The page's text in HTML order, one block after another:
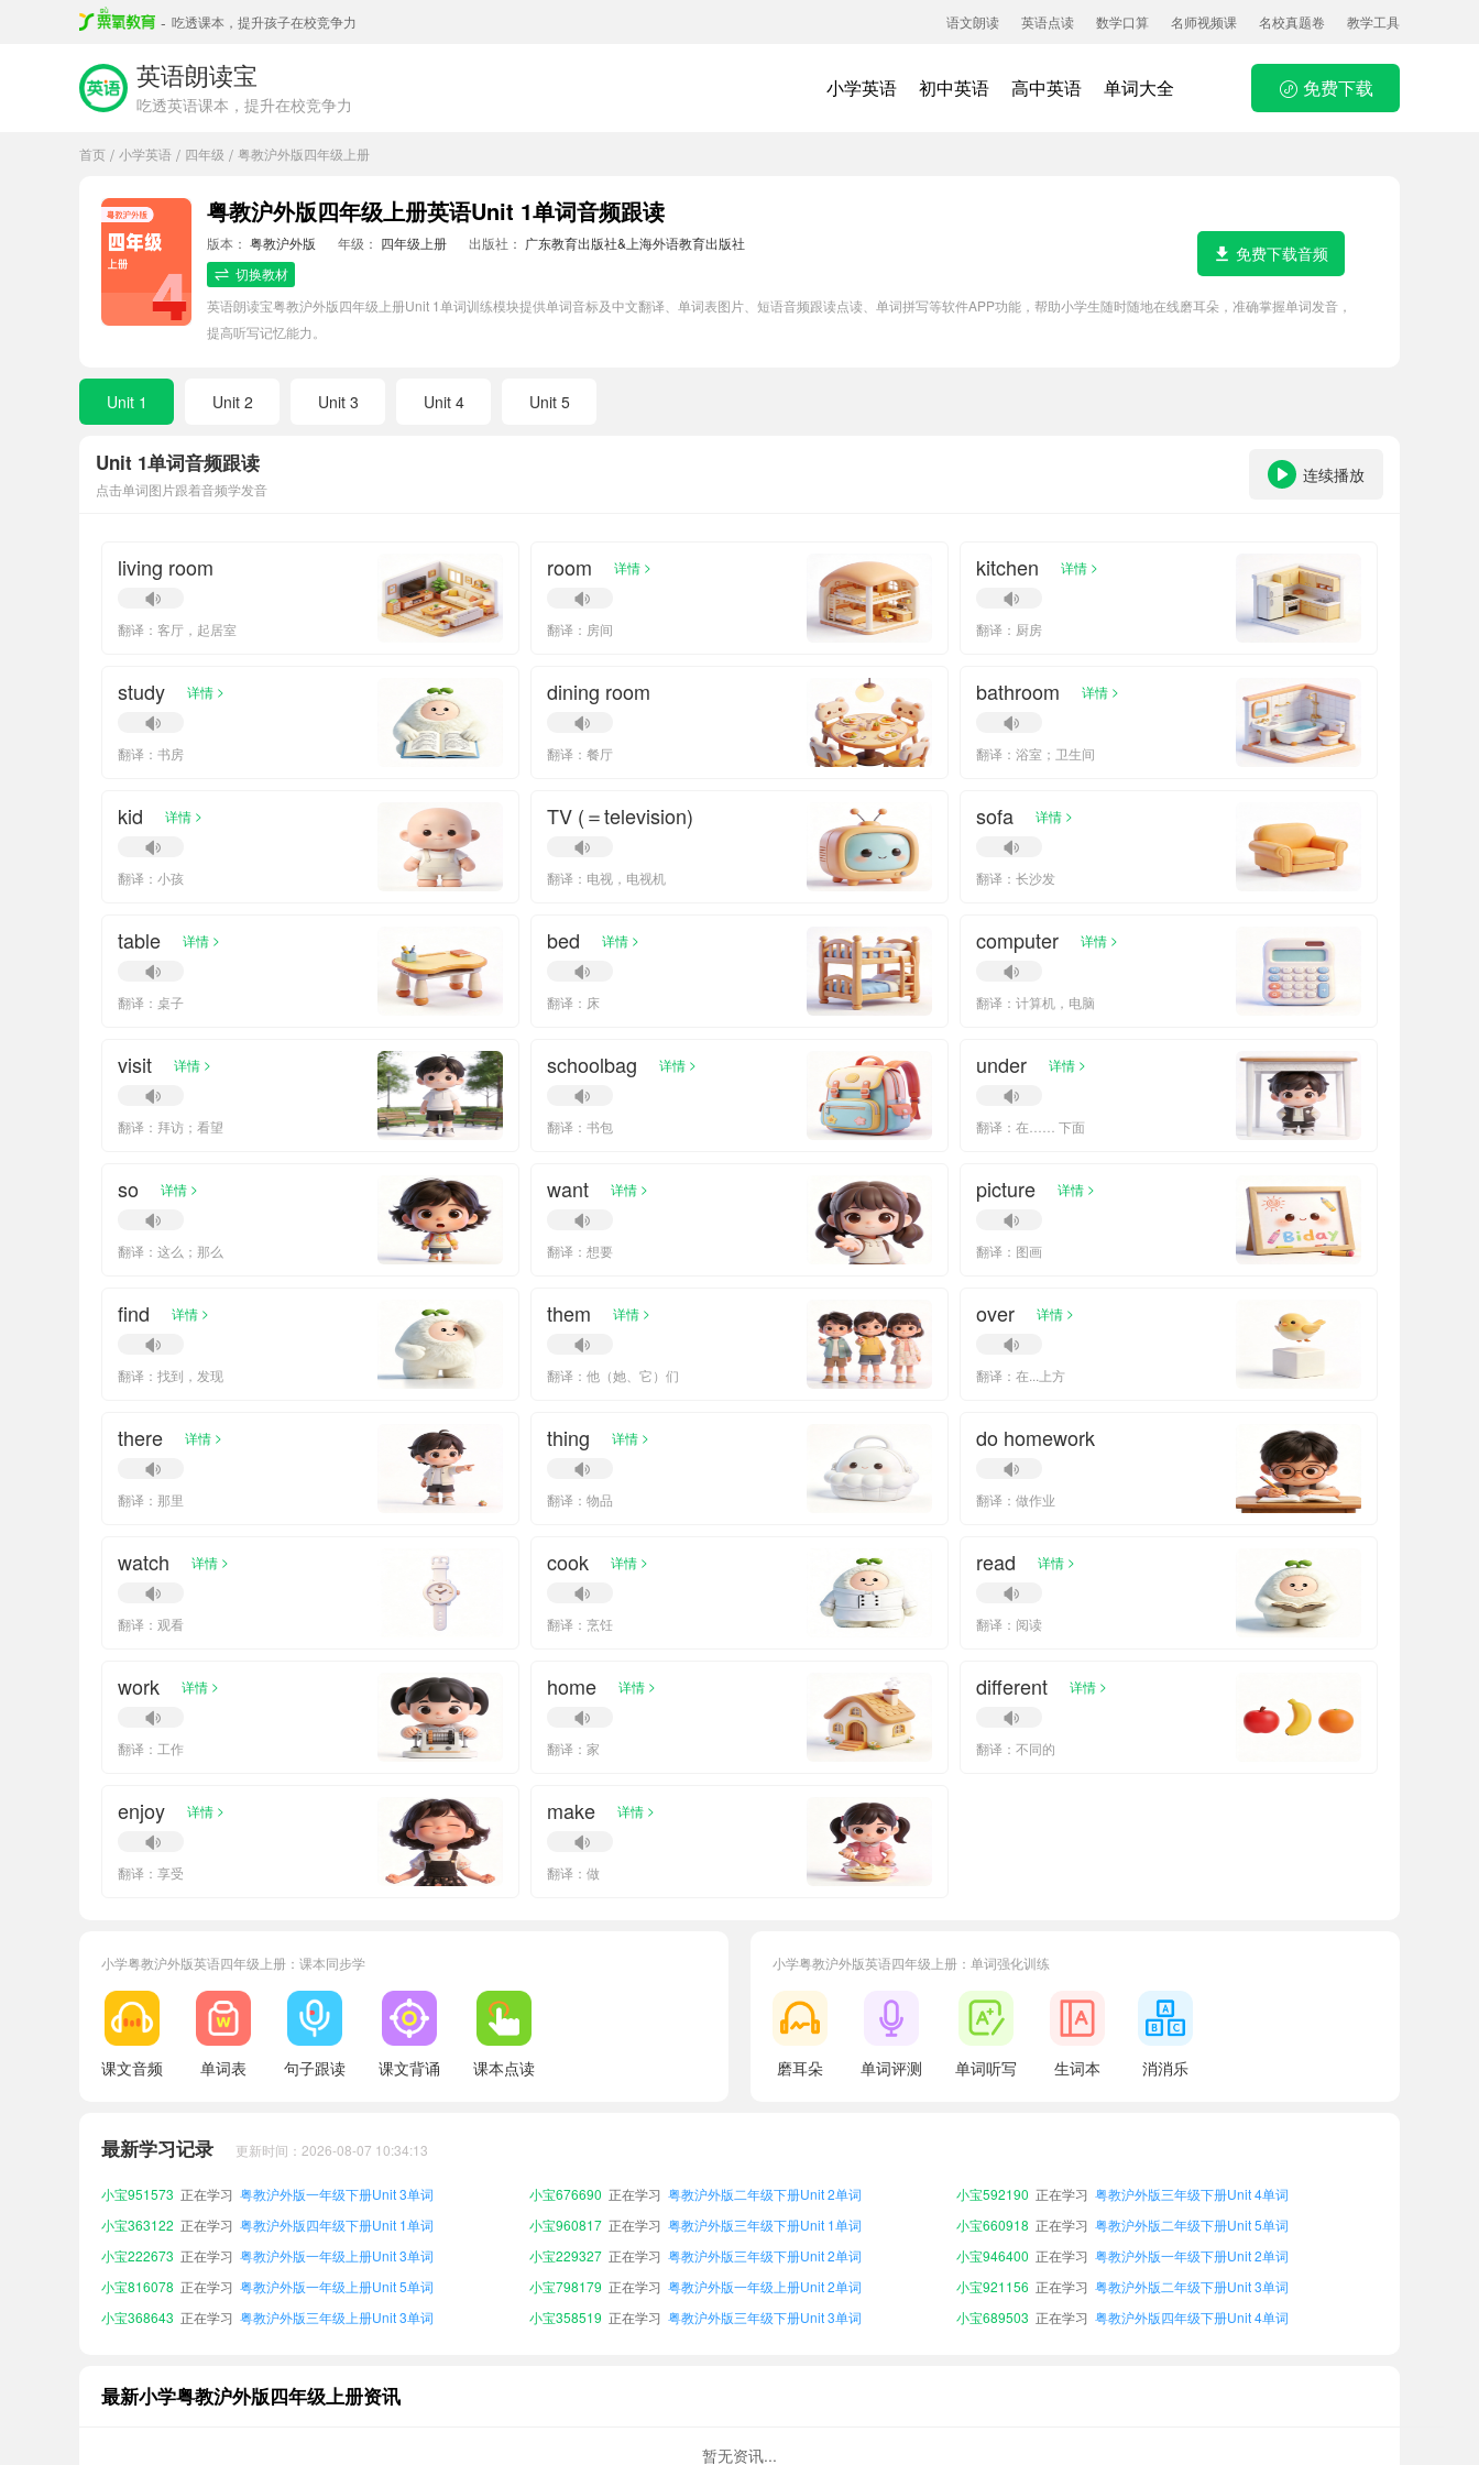
- 吃透课本，提升孩子在校竞争力 语文朗读 英语点读 数学口算 名师视频课 名校真题卷 教学工具
英语朗读宝
吃透英语课本，提升在校竞争力
小学英语 初中英语 高中英语 单词大全 免费下载
首页 / 小学英语 / 四年级 / 粤教沪外版四年级上册
粤教沪外版四年级上册英语Unit 1单词音频跟读
版本： 粤教沪外版 年级： 四年级上册 出版社： 广东教育出版社&上海外语教育出版社
切换教材
英语朗读宝粤教沪外版四年级上册Unit 1单词训练模块提供单词音标及中文翻译、单词表图片、短语音频跟读点读、单词拼写等软件APP功能，帮助小学生随时随地在线磨耳朵，准确掌握单词发音，
提高听写记忆能力。
免费下载音频
Unit 1 Unit 2 Unit 3 Unit 4 Unit 5
Unit 1单词音频跟读
点击单词图片跟着音频学发音
连续播放
living room
翻译：客厅，起居室
room 详情 >
翻译：房间
kitchen 详情 >
翻译：厨房
study 详情 >
翻译：书房
dining room
翻译：餐厅
bathroom 详情 >
翻译：浴室；卫生间
kid 详情 >
翻译：小孩
TV (＝television)
翻译：电视，电视机
sofa 详情 >
翻译：长沙发
table 详情 >
翻译：桌子
bed 详情 >
翻译：床
computer 详情 >
翻译：计算机，电脑
visit 详情 >
翻译：拜访；看望
schoolbag 详情 >
翻译：书包
under 详情 >
翻译：在…… 下面
so 详情 >
翻译：这么；那么
want 详情 >
翻译：想要
picture 详情 >
翻译：图画
find 详情 >
翻译：找到，发现
them 详情 >
翻译：他（她、它）们
over 详情 >
翻译：在...上方
there 详情 >
翻译：那里
thing 详情 >
翻译：物品
do homework
翻译：做作业
watch 详情 >
翻译：观看
cook 详情 >
翻译：烹饪
read 详情 >
翻译：阅读
work 详情 >
翻译：工作
home 详情 >
翻译：家
different 详情 >
翻译：不同的
enjoy 详情 >
翻译：享受
make 详情 >
翻译：做
小学粤教沪外版英语四年级上册：课本同步学
课文音频 单词表 句子跟读 课文背诵 课本点读
小学粤教沪外版英语四年级上册：单词强化训练
磨耳朵 单词评测 单词听写 生词本 消消乐
最新学习记录 更新时间：2026-08-07 10:34:13
小宝186047 正在学习 粤教沪外版三年级下册Unit 5单词
小宝951573 正在学习 粤教沪外版一年级下册Unit 3单词 小宝676690 正在学习 粤教沪外版二年级下册Unit 2单词 小宝592190 正在学习 粤教沪外版三年级下册Unit 4单词
小宝363122 正在学习 粤教沪外版四年级下册Unit 1单词 小宝960817 正在学习 粤教沪外版三年级下册Unit 1单词 小宝660918 正在学习 粤教沪外版二年级下册Unit 5单词
小宝222673 正在学习 粤教沪外版一年级上册Unit 3单词 小宝229327 正在学习 粤教沪外版三年级下册Unit 2单词 小宝946400 正在学习 粤教沪外版一年级下册Unit 2单词
小宝816078 正在学习 粤教沪外版一年级上册Unit 5单词 小宝798179 正在学习 粤教沪外版一年级上册Unit 2单词 小宝921156 正在学习 粤教沪外版二年级下册Unit 3单词
小宝368643 正在学习 粤教沪外版三年级上册Unit 3单词 小宝358519 正在学习 粤教沪外版三年级下册Unit 3单词 小宝689503 正在学习 粤教沪外版四年级下册Unit 4单词
小宝315059
正在学习 粤教沪外版一年级下册Unit 4单词
最新小学粤教沪外版四年级上册资讯
暂无资讯...